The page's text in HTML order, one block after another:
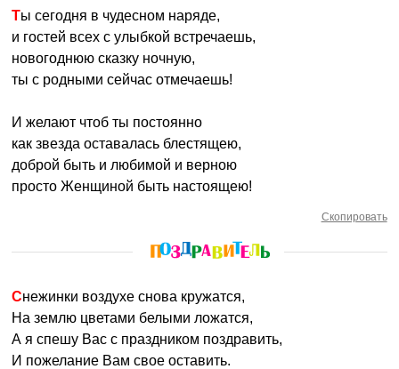
Ты сегодня в чудесном наряде,
и гостей всех с улыбкой встречаешь,
новогоднюю сказку ночную,
ты с родными сейчас отмечаешь!
И желают чтоб ты постоянно
как звезда оставалась блестящею,
доброй быть и любимой и верною
просто Женщиной быть настоящею!
Скопировать
Снежинки воздухе снова кружатся,
На землю цветами белыми ложатся,
А я спешу Вас с праздником поздравить,
И пожелание Вам свое оставить.